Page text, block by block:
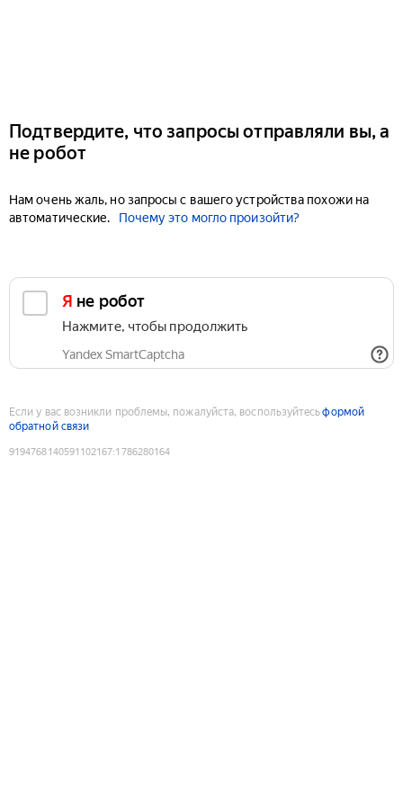
Подтвердите, что запросы отправляли вы, а
не робот
Нам очень жаль, но запросы с вашего устройства похожи на
автоматические.
Почему это могло произойти?
Я не робот
Нажмите, чтобы продолжить
Yandex SmartCaptcha
Если у вас возникли проблемы, пожалуйста, воспользуйтесьформой
обратной связи
9194768140591102167:1786280164